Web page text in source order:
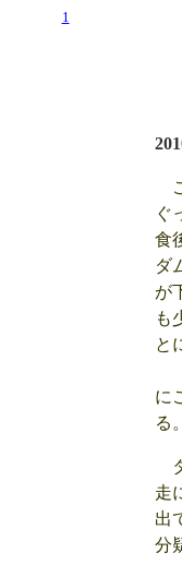
1
ぐ
食
ダ
が
と
に
走
出
分